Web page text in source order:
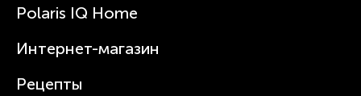
Зубные щетки и ирригаторы
Увлажнители
Посуда
Статьи
Сервисные центры
Где купить
Polaris IQ Home
Интернет-магазин
Рецепты